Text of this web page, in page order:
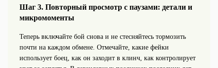
Шаг 3. Повторный просмотр с паузами: детали и
микромоменты
Теперь включайте бой снова и не стесняйтесь тормозить
почти на каждом обмене. Отмечайте, какие фейки
использует боец, как он заходит в клинч, как контролирует